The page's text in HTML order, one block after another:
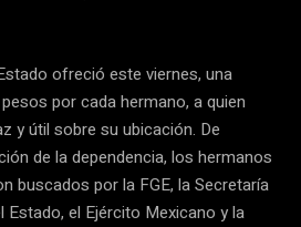
ofreció este viernes, una
por cada hermano, a quien
y útil sobre su ubicación. De
de la dependencia, los hermanos
buscados por la FGE, la Secretaría
Estado, el Ejército Mexicano y la